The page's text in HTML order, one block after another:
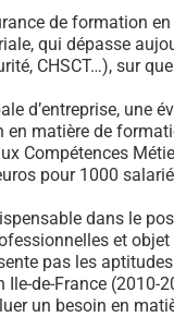
de formation
qui dépasse
CHSCT…), sur
d’entreprise, une
en matière de
Compétences
pour 1000
dans le
et
pas les
de-France
un besoin en